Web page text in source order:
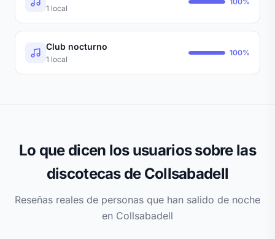
1 local
Club nocturno
1 local
100%
Lo que dicen los usuarios sobre las
discotecas de Collsabadell
Reseñas reales de personas que han salido de noche
en Collsabadell